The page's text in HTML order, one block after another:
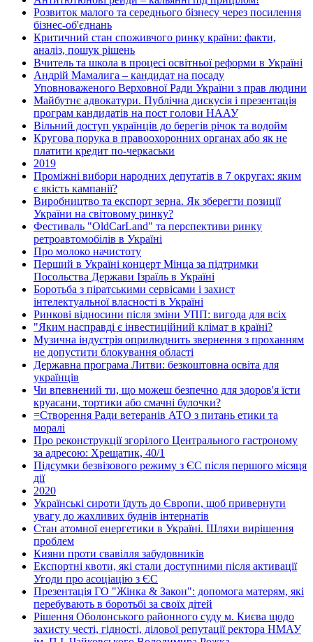
Розвиток малого та середнього бізнесу через посилення
бізнес-об'єднань
Критичний стан споживчого ринку країни: факти,
аналіз, пошук рішень
Вчитель та школа в процесі освітньої реформи в Україні
Андрій Мамалига – кандидат на посаду
Уповноваженого Верховної Ради України з прав людини
Майбутнє адвокатури. Публічна дискусія і презентація
програм кандидатів на пост голови НААУ
Вільний доступ українців до берегів річок та водойм
Кругова порука в правоохоронних органах або як не
платити кредит по-черкаськи
2019
Проміжні вибори народних депутатів в 7 округах: яким
є якість кампанії?
Виробництво та експорт зерна. Як зберегти позиції
України на світовому ринку?
Фестиваль "OldCarLand" та перспективи ринку
ретроавтомобілів в Україні
Про молоко начистоту
Перший в Україні концерт Мінца за підтримки
Посольства Держави Ізраїль в Україні
Боротьба з піратськими сервісами і захист
інтелектуальної власності в Україні
Ринкові відносини після зміни УПП: вигода для всіх
"Яким насправді є інвестиційний клімат в країні?
Музична індустрія оприлюднить звернення з проханням
не допустити блокування області
Державна програма Литви: безкоштовна освіта для
українців
Чи впевнений ти, що можеш безпечно для здоров'я їсти
круасани, тортики або смачні булочки?
=Створення Ради ветеранів АТО з питань етики та
моралі
Про реконструкції згорілого Центрального гастроному
за адресою: Хрещатик, 40/1
Підсумки безвізового режиму з ЄС після першого місяця
дії
2020
Українські сироти їдуть до Європи, щоб привернути
увагу до жахливих буднів інтернатів
Стан атомної енергетики в Україні. Шляхи вирішення
проблем
Кияни проти свавілля забудовників
Експортні квоти, які стали доступними після активації
Угоди про асоціацію з ЄС
Презентація ГО "Жінка & Закон": допомога матерям, які
перебувають в боротьбі за своїх дітей
Рішення Оболонського районного суду м. Києва щодо
захисту честі, гідності, ділової репутації ректора НМАУ